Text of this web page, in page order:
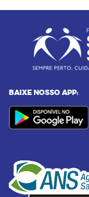
BAIXE NOSSO APP: